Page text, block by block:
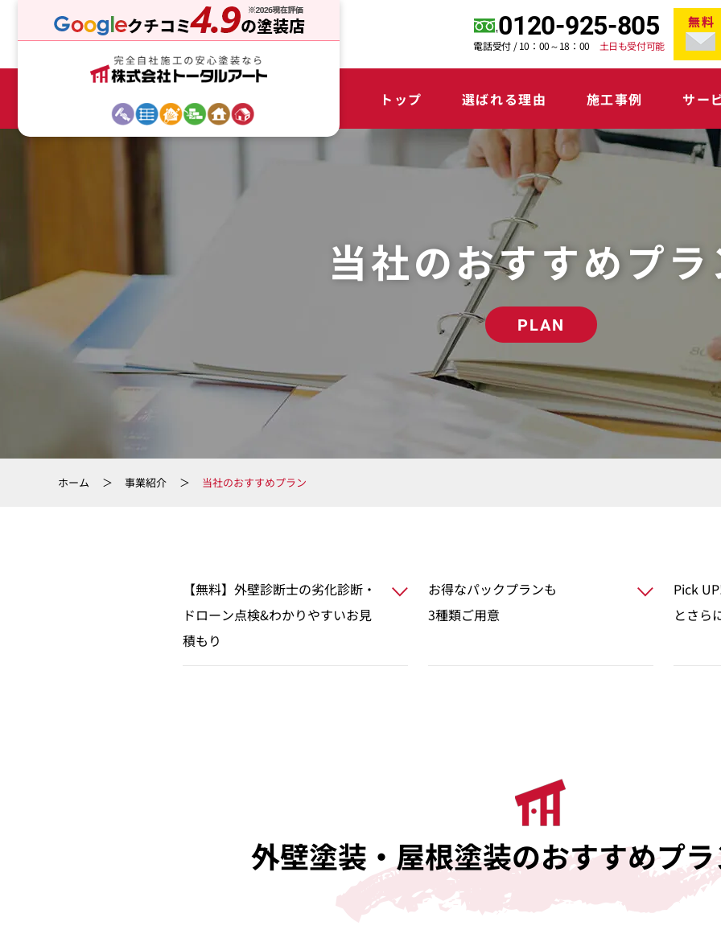
0120-925-805
電話受付 / 10：00～18：00 土日も受付可能
無料
トップ 選ばれる理由 施工事例 サー
当社のおすすめプ
PLAN
ホーム 事業紹介 当社のおすすめプラン
【無料】外壁診断士の劣化診断・
ドローン点検&わかりやすいお見
積もり
お得なパックプランも
3種類ご用意
Pick
とさら
外壁塗装・屋根塗装のおすすめプ